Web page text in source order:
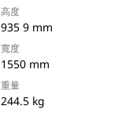
高度
935 9 mm
寬度
1550 mm
重量
244.5 kg